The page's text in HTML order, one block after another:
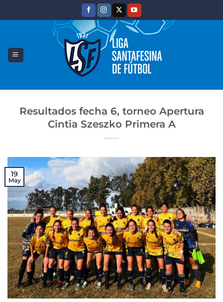
Resultados fecha 6, torneo Apertura
Cintia Szeszko Primera A
19
May